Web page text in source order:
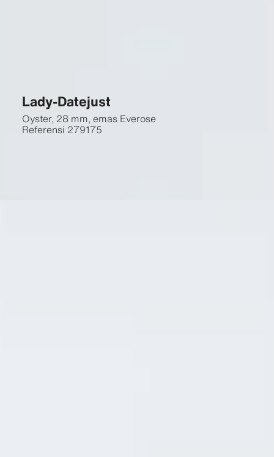
Lady-Datejust
Oyster, 28 mm, emas Everose
Referensi 279175